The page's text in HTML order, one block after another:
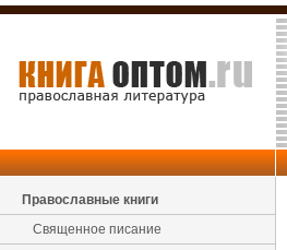
Православные книги
Священное писание